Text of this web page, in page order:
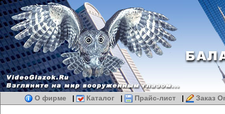
О фирме | Каталог | Прайс-лист | Заказ